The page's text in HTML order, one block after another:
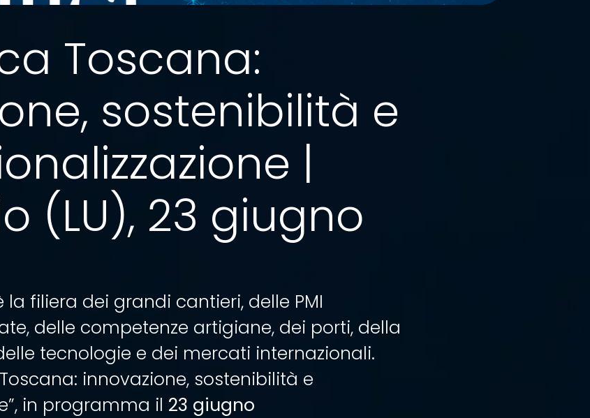
Toscana:
sostenibilità e
|
(LU), 23 giugno
filiera dei grandi cantieri, delle PMI
delle competenze artigiane, dei porti, della
tecnologie e dei mercati internazionali.
innovazione, sostenibilità e
in programma il 23 giugno